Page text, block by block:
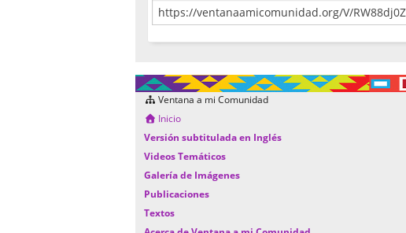
Ventana a mi Comunidad
Inicio
Versión subtitulada en Inglés
Videos Temáticos
Galería de Imágenes
Publicaciones
Textos